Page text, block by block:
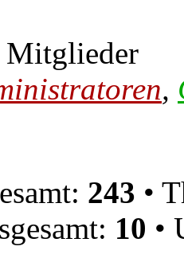
,
243 •
10 •